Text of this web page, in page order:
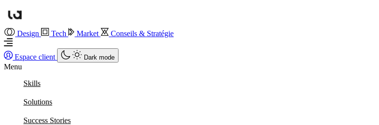
Design Tech Market Conseils & Stratégie
Espace client Dark mode
Menu
Skills
Solutions
Success Stories